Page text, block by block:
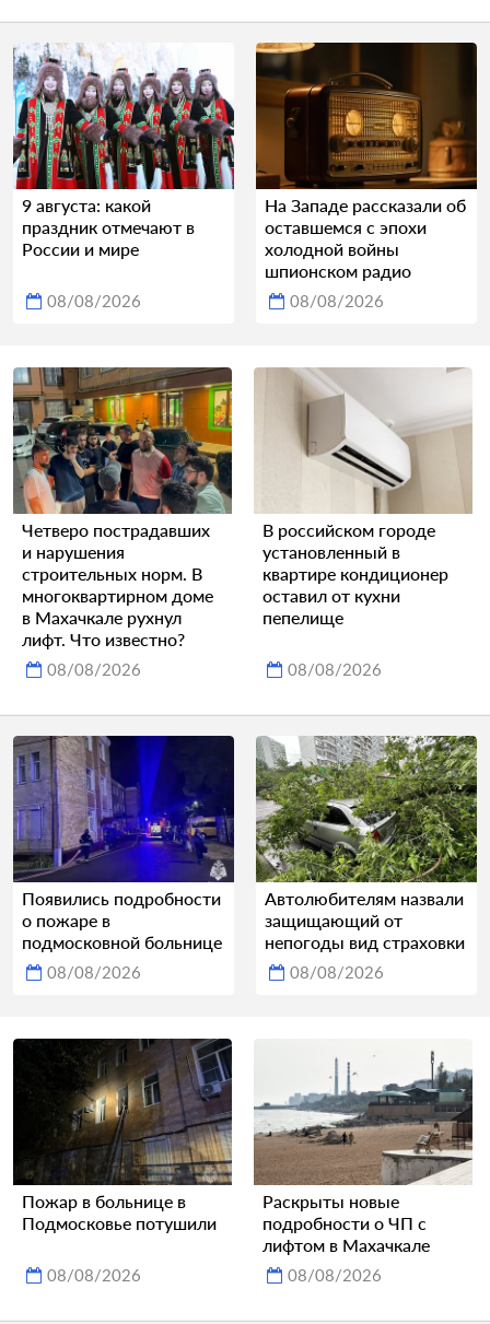
9 августа: какой
праздник отмечают в
России и мире
08/08/2026
На Западе рассказали об
оставшемся с эпохи
холодной войны
шпионском радио
08/08/2026
Четверо пострадавших
и нарушения
строительных норм. В
многоквартирном доме
в Махачкале рухнул
лифт. Что известно?
08/08/2026
В российском городе
установленный в
квартире кондиционер
оставил от кухни
пепелище
08/08/2026
Появились подробности
о пожаре в
подмосковной больнице
08/08/2026
Автолюбителям назвали
защищающий от
непогоды вид страховки
08/08/2026
Пожар в больнице в
Подмосковье потушили
08/08/2026
Раскрыты новые
подробности о ЧП с
лифтом в Махачкале
08/08/2026